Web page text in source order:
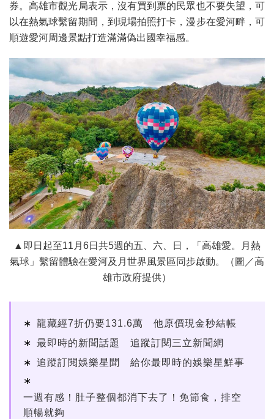
券。高雄市觀光局表示，沒有買到票的民眾也不要失望，可
以在熱氣球繫留期間，到現場拍照打卡，漫步在愛河畔，可
順遊愛河周邊景點打造滿滿偽出國幸福感。
▲即日起至11月6日共5週的五、六、日，「高雄愛。月熱
氣球」繫留體驗在愛河及月世界風景區同步啟動。（圖／高
雄市政府提供）
龍藏經7折仍要131.6萬 他原價現金秒結帳
最即時的新聞話題 追蹤訂閱三立新聞網
追蹤訂閱娛樂星聞 給你最即時的娛樂星鮮事
一週有感！肚子整個都消下去了！免節食，排空
順暢就夠